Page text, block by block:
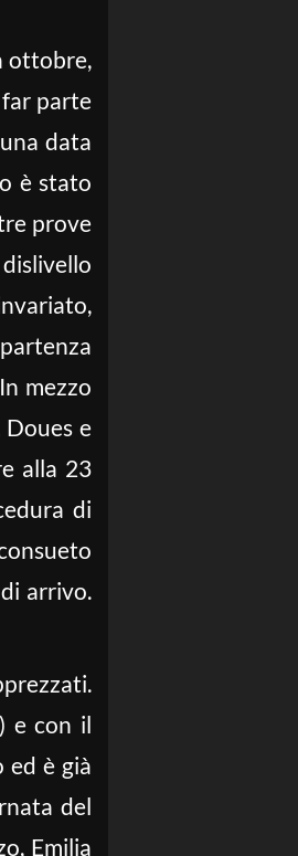
ottobre,
parte
data
è stato
prove
mezzo
e
alla 23
di
arrivo.
e con il
ed è già
del
Emilia